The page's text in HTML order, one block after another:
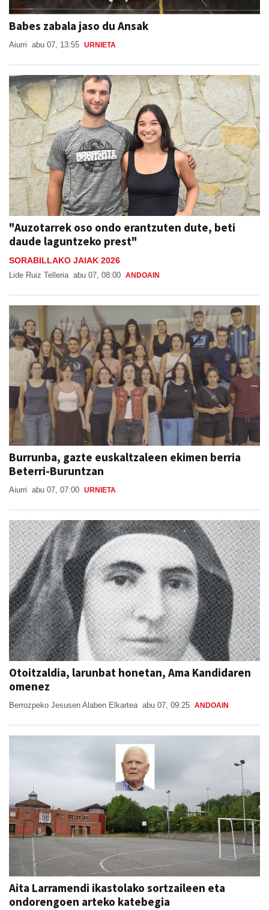
Babes zabala jaso du Ansak
Aiurri abu 07, 13:55 URNIETA
"Auzotarrek oso ondo erantzuten dute, beti
daude laguntzeko prest"
SORABILLAKO JAIAK 2026
Lide Ruiz Telleria abu 07, 08:00 ANDOAIN
Burrunba, gazte euskaltzaleen ekimen berria
Beterri-Buruntzan
Aiurri abu 07, 07:00 URNIETA
Otoitzaldia, larunbat honetan, Ama Kandidaren
omenez
Berrozpeko Jesusen Alaben Elkartea abu 07, 09:25 ANDOAIN
Aita Larramendi ikastolako sortzaileen eta
ondorengoen arteko katebegia